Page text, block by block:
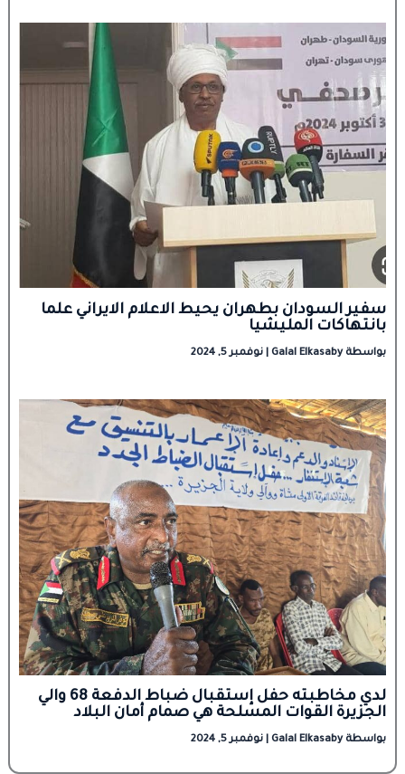
سفير السودان بطهران يحيط الاعلام الايراني علما
بانتهاكات المليشيا
بواسطة Galal Elkasaby نوفمبر 5, 2024
لدي مخاطبته حفل إستقبال ضباط الدفعة 68 والي
الجزيرة القوات المسلحة هي صمام أمان البلاد
بواسطة Galal Elkasaby نوفمبر 5, 2024